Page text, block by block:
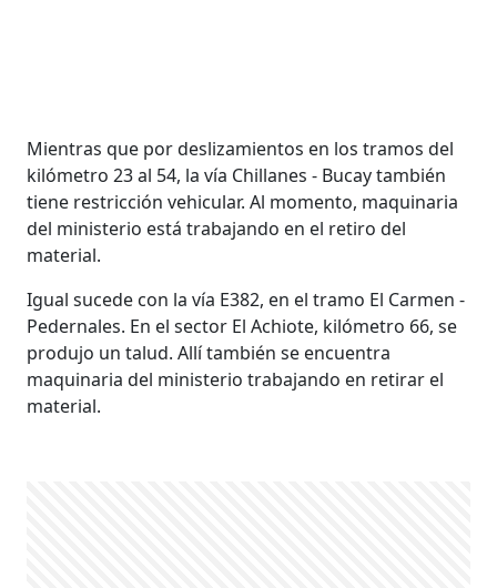
Mientras que por deslizamientos en los tramos del
kilómetro 23 al 54, la vía Chillanes - Bucay también
tiene restricción vehicular. Al momento, maquinaria
del ministerio está trabajando en el retiro del
material.
Igual sucede con la vía E382, en el tramo El Carmen -
Pedernales. En el sector El Achiote, kilómetro 66, se
produjo un talud. Allí también se encuentra
maquinaria del ministerio trabajando en retirar el
material.